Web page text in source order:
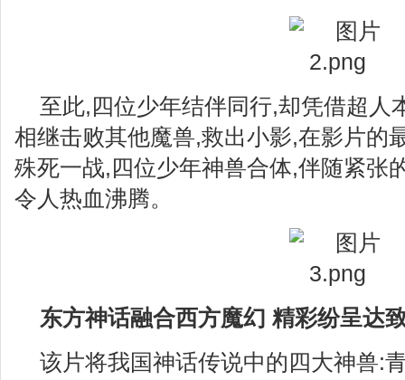
至此,四位少年结伴同行,却凭借超人
相继击败其他魔兽,救出小影,在影片的
殊死一战,四位少年神兽合体,伴随紧张
令人热血沸腾。
东方神话融合西方魔幻 精彩纷呈达
该片将我国神话传说中的四大神兽: